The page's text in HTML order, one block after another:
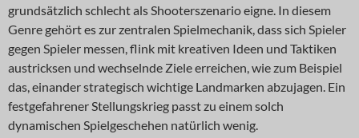
grundsätzlich schlecht als Shooterszenario eigne. In diesem
Genre gehört es zur zentralen Spielmechanik, dass sich Spieler
gegen Spieler messen, flink mit kreativen Ideen und Taktiken
austricksen und wechselnde Ziele erreichen, wie zum Beispiel
das, einander strategisch wichtige Landmarken abzujagen. Ein
festgefahrener Stellungskrieg passt zu einem solch
dynamischen Spielgeschehen natürlich wenig.